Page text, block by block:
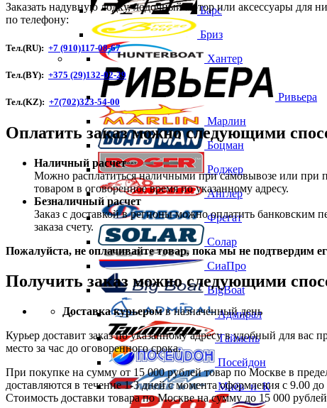
Барс
Бриз
Хантер
Ривьера
Марлин
Боцман
Роджер
Англер
Фрегат
Солар
СиаПро
BigBoat
Адмирал
Таймень
Посейдон
Мнёв_и_К
Заказать надувную лодку, лодочный мотор или аксессуары для
по телефону:
Тел.(RU): +7 (910)117-08-67
Тел.(BY): +375 (29)132-02-29
Тел.(KZ): +7(702)323-54-00
Оплатить заказ можно следующими
Наличный расчет
Можно расплатиться наличными при самовывозе или при
товаром в оговоренное время по указанному адресу.
Безналичный расчет
Заказ c доставкой в регионы можно оплатить банковским
заказа счету.
Пожалуйста, не оплачивайте товар, пока мы не подтвердим
Получить заказ можно следующими
Доставка курьеромв назначенный день
Курьер доставит заказ по указанному адресу в удобный для
место за час до оговоренного срока.
При покупке на сумму от 15 000 рублей товар по Москве в
доставляются в течение 1-3 дней с момента оформления с 9.00
Стоимость доставки товара по Москве на сумму до 15 000 рублей